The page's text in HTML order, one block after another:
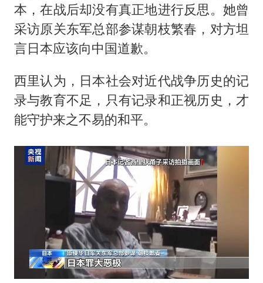
本，在战后却没有真正地进行反思。她曾
采访原关东军总部参谋朝枝繁春，对方坦
言日本应该向中国道歉。
西里认为，日本社会对近代战争历史的记
录与教育不足，只有记录和正视历史，才
能守护来之不易的和平。